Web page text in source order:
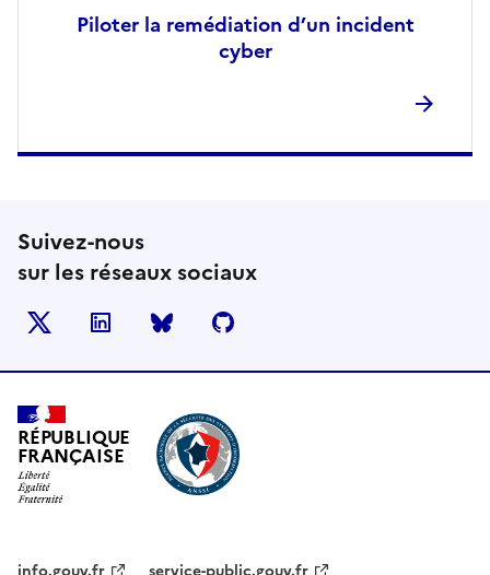
Piloter la remédiation d’un incident
cyber
Suivez-nous
sur les réseaux sociaux
LinkedIn BlueSky
RÉPUBLIQUE
FRANÇAISE